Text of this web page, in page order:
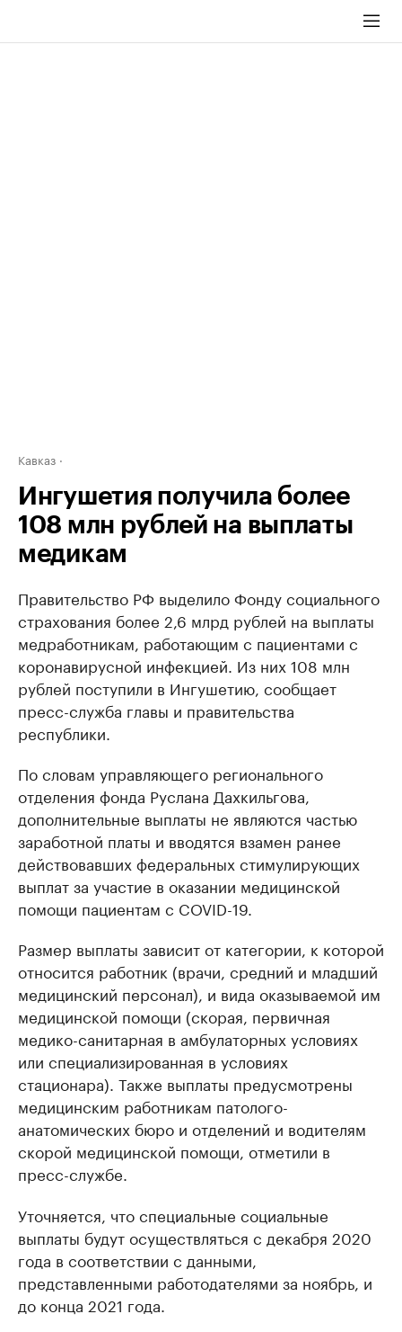
Кавказ
Ингушетия получила более
108 млн рублей на выплаты
медикам
Правительство РФ выделило Фонду социального
страхования более 2,6 млрд рублей на выплаты
медработникам, работающим с пациентами с
коронавирусной инфекцией. Из них 108 млн
рублей поступили в Ингушетию, сообщает
пресс-служба главы и правительства
республики.
По словам управляющего регионального
отделения фонда Руслана Дахкильгова,
дополнительные выплаты не являются частью
заработной платы и вводятся взамен ранее
действовавших федеральных стимулирующих
выплат за участие в оказании медицинской
помощи пациентам с COVID-19.
Размер выплаты зависит от категории, к которой
относится работник (врачи, средний и младший
медицинский персонал), и вида оказываемой им
медицинской помощи (скорая, первичная
медико-санитарная в амбулаторных условиях
или специализированная в условиях
стационара). Также выплаты предусмотрены
медицинским работникам патолого-
анатомических бюро и отделений и водителям
скорой медицинской помощи, отметили в
пресс-службе.
Уточняется, что специальные социальные
выплаты будут осуществляться с декабря 2020
года в соответствии с данными,
представленными работодателями за ноябрь, и
до конца 2021 года.